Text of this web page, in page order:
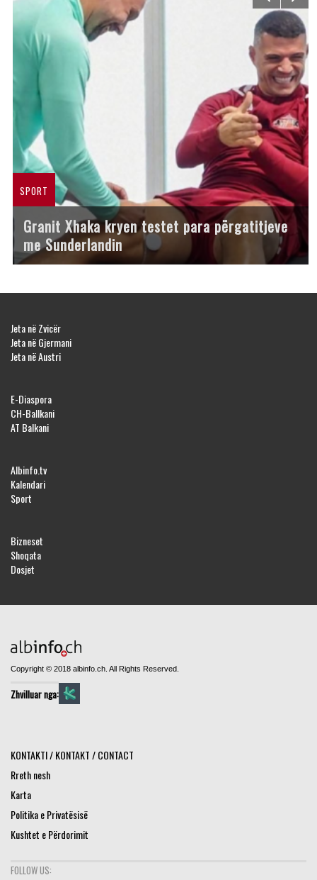
SPORT
Granit Xhaka kryen testet para përgatitjeve
me Sunderlandin
Jeta në Zvicër
Jeta në Gjermani
Jeta në Austri
E-Diaspora
CH-Ballkani
AT Balkani
Albinfo.tv
Kalendari
Sport
Bizneset
Shoqata
Dosjet
Copyright © 2018 albinfo.ch. All Rights Reserved.
Zhvilluar nga:
KONTAKTI / KONTAKT / CONTACT
Rreth nesh
Karta
Politika e Privatësisë
Kushtet e Përdorimit
FOLLOW US: